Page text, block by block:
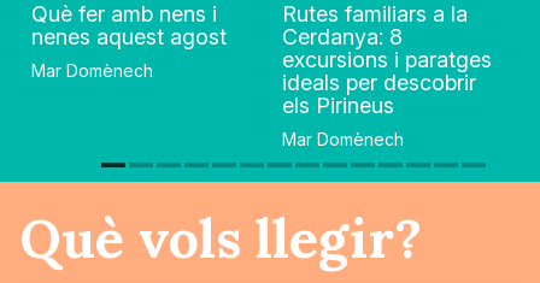
Què fer amb nens i
nenes aquest agost
Mar Domènech
Rutes familiars a la
Cerdanya: 8
excursions i paratges
ideals per descobrir
els Pirineus
Mar Domènech
Què vols llegir?